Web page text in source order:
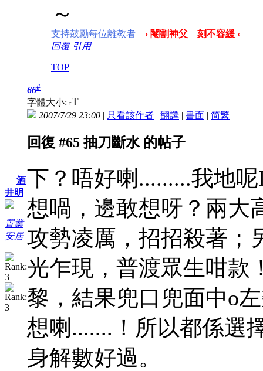
～
支持鼓勵每位離教者
› 閹割神父 刻不容緩 ‹
回覆 引用
TOP
酒
井明
置業
安居
66#
字體大小: tT
2007/7/29 23:00 | 只看該作者 | 翻譯 | 書面 | 简繁
回復 #65 抽刀斷水 的帖子
下？唔好喇.........我地
想喎，邊敢想呀？兩大
攻勢凌厲，招招殺著；
光乍現，普渡眾生咁款
黎，結果兜口兜面中o
想喇.......！所以都係選
身解數好過。